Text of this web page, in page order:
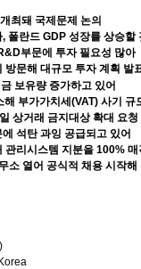
최돼 국제문제 논의
, 폴란드 GDP 성장률 상승할
부문에 투자 필요성 많아
방문해 대규모 투자 계획 발
보유량 증가하고 있어
해 부가가치세 (VAT) 사기 규
상거래 금지대상 확대 요청
석탄 과잉 공급되고 있어
관리시스템 지분을 100% 매
소 열어 공식적 채용 시작해